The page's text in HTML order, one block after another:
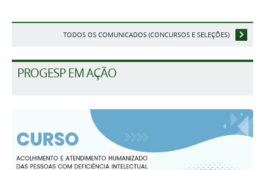
TODOS OS COMUNICADOS (CONCURSOS E SELEÇÕES)
PROGESP EM AÇÃO